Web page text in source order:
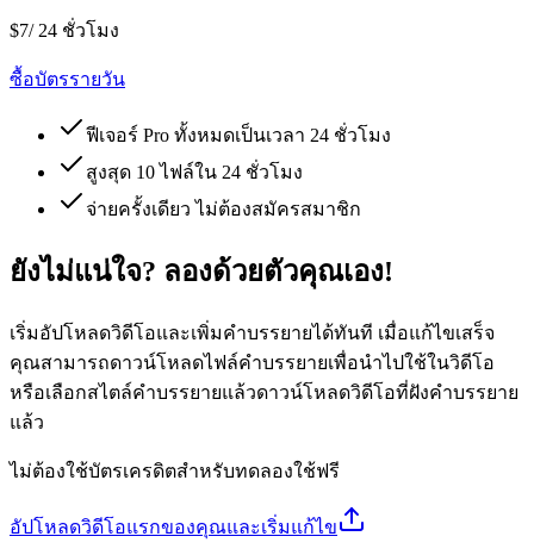
$7/ 24 ชั่วโมง
ซื้อบัตรรายวัน
ฟีเจอร์ Pro ทั้งหมดเป็นเวลา 24 ชั่วโมง
สูงสุด 10 ไฟล์ใน 24 ชั่วโมง
จ่ายครั้งเดียว ไม่ต้องสมัครสมาชิก
ยังไม่แน่ใจ? ลองด้วยตัวคุณเอง!
เริ่มอัปโหลดวิดีโอและเพิ่มคำบรรยายได้ทันที เมื่อแก้ไขเสร็จ
คุณสามารถดาวน์โหลดไฟล์คำบรรยายเพื่อนำไปใช้ในวิดีโอ
หรือเลือกสไตล์คำบรรยายแล้วดาวน์โหลดวิดีโอที่ฝังคำบรรยาย
แล้ว
ไม่ต้องใช้บัตรเครดิตสำหรับทดลองใช้ฟรี
อัปโหลดวิดีโอแรกของคุณและเริ่มแก้ไข